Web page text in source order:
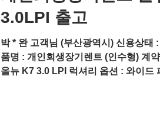
3.0LPI 출고
박 * 완 고객님 (부산광역시) 신용상태 : 개인회
품명 : 개인회생장기렌트 (인수형) 계
올뉴 K7 3.0 LPI 럭셔리 옵션 : 와이드